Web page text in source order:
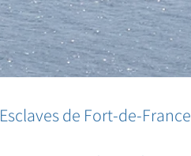
Esclaves de Fort-de-France